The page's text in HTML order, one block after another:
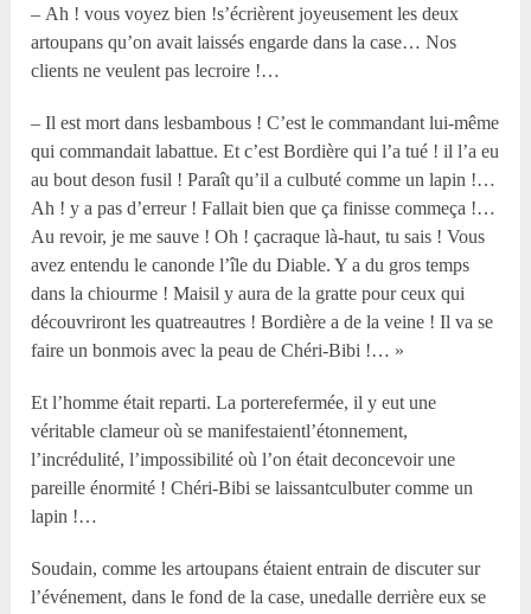
– Ah ! vous voyez bien !s’écrièrent joyeusement les deux
artoupans qu’on avait laissés engarde dans la case… Nos
clients ne veulent pas lecroire !…
– Il est mort dans lesbambous ! C’est le commandant lui-même
qui commandait labattue. Et c’est Bordière qui l’a tué ! il l’a eu
au bout deson fusil ! Paraît qu’il a culbuté comme un lapin !…
Ah ! y a pas d’erreur ! Fallait bien que ça finisse commeça !…
Au revoir, je me sauve ! Oh ! çacraque là-haut, tu sais ! Vous
avez entendu le canonde l’île du Diable. Y a du gros temps
dans la chiourme ! Maisil y aura de la gratte pour ceux qui
découvriront les quatreautres ! Bordière a de la veine ! Il va se
faire un bonmois avec la peau de Chéri-Bibi !… »
Et l’homme était reparti. La porterefermée, il y eut une
véritable clameur où se manifestaientl’étonnement,
l’incrédulité, l’impossibilité où l’on était deconcevoir une
pareille énormité ! Chéri-Bibi se laissantculbuter comme un
lapin !…
Soudain, comme les artoupans étaient entrain de discuter sur
l’événement, dans le fond de la case, unedalle derrière eux se